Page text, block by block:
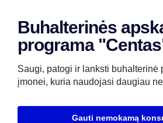
Gauti nemokamą
Saugi, patogi ir lanksti buhalterinė
įmonei, kuria naudojasi daugiau
Buhalterinės
programa